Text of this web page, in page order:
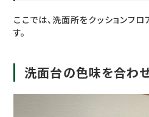
ここでは、洗面所をクッションフ
す。
洗面台の色味を合わ